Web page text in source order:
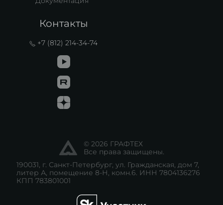
Контакты
+7 (812) 214-34-74
© 2026 ГРАФТЕХ
Все права защищены.
190031, г. Санкт-Петербург, ул. Гражданская, дом 7,
литер А, помещение 8-Н, комн.6. ИНН 7804136276
КПП 783801001